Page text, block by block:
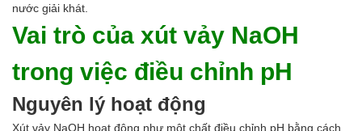
nước giải khát.
Vai trò của xút vảy NaOH
trong việc điều chỉnh pH
Nguyên lý hoạt động
Xút vảy NaOH hoạt động như một chất điều chỉnh pH bằng cách